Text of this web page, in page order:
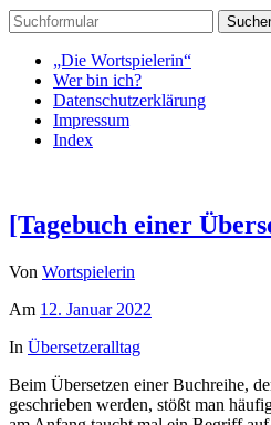
„Die Wortspielerin“
Wer bin ich?
Datenschutzerklärung
Impressum
Index
[Tagebuch einer
Von Wortspielerin
Am 12. Januar 2022
In Übersetzeralltag
Beim Übersetzen einer Buchreihe,
geschrieben werden, stößt man